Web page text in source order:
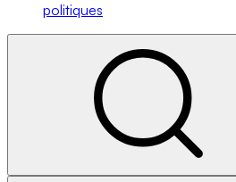
politiques